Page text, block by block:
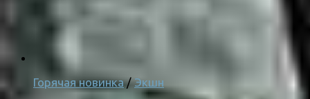
Горячая новинка/Экшн